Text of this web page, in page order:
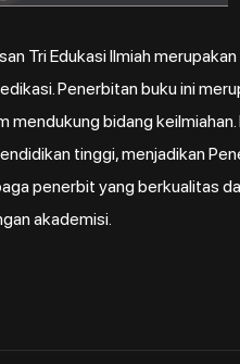
Tri Edukasi Ilmiah
Penerbitan buku ini
mendukung bidang
tinggi, menjadikan
penerbit yang berkualitas
akademisi.